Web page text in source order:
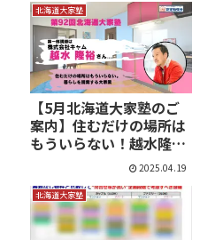
北海道大家塾
【5月北海道大家塾のご
案内】住むだけの場所は
もういらない！越水隆裕
2025.04.19
北海道大家塾